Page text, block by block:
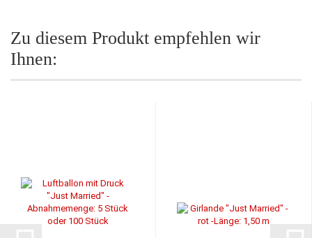
Zu diesem Produkt empfehlen wir
Ihnen: